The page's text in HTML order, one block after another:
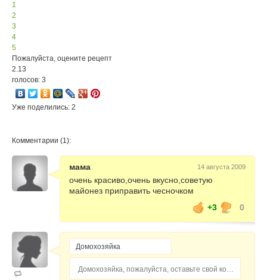
1
2
3
4
5
Пожалуйста, оцените рецепт
2.13
голосов: 3
Уже поделились: 2
Комментарии (1):
мама 14 августа 2009
очень красиво,очень вкусно,советую
майонез приправить чесночком
+3
0
Домохозяйка, пожалуйста, оставьте свой комментарий...